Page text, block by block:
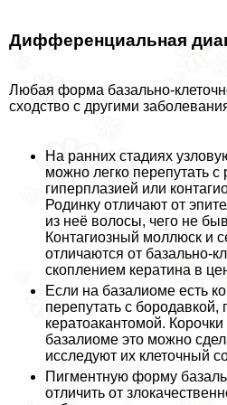
Дифференциальная
Любая форма базально-
сходство с другими
На ранних стадиях
можно легко перепутать
гиперплазией или
Родинку отличают от
из неё волосы, чего не
Контагиозный моллюск и
отличаются от базально-
скоплением кератина в
Если на базалиоме есть
перепутать с
кератоакантомой.
базалиоме это можно
исследуют их клеточный
Пигментную форму
отличить от